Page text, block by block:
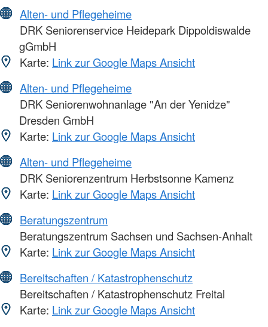
Alten- und Pflegeheime
DRK Seniorenservice Heidepark Dippoldiswalde
gGmbH
Karte: Link zur Google Maps Ansicht
Alten- und Pflegeheime
DRK Seniorenwohnanlage "An der Yenidze"
Dresden GmbH
Karte: Link zur Google Maps Ansicht
Alten- und Pflegeheime
DRK Seniorenzentrum Herbstsonne Kamenz
Karte: Link zur Google Maps Ansicht
Beratungszentrum
Beratungszentrum Sachsen und Sachsen-Anhalt
Karte: Link zur Google Maps Ansicht
Bereitschaften / Katastrophenschutz
Bereitschaften / Katastrophenschutz Freital
Karte: Link zur Google Maps Ansicht